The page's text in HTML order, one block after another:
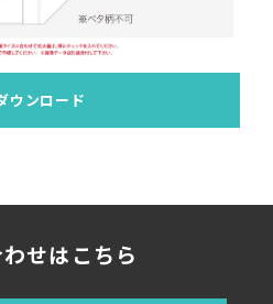
ウンロード
せはこちら